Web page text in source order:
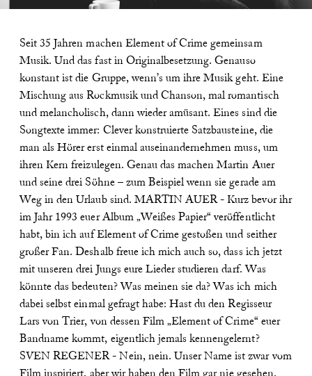
Seit 35 Jahren machen Element of Crime gemeinsam
Musik. Und das fast in Originalbesetzung. Genauso
konstant ist die Gruppe, wenn’s um ihre Musik geht. Eine
Mischung aus Rockmusik und Chanson, mal romantisch
und melancholisch, dann wieder amüsant. Eines sind die
Songtexte immer: Clever konstruierte Satzbausteine, die
man als Hörer erst einmal auseinandernehmen muss, um
ihren Kern freizulegen. Genau das machen Martin Auer
und seine drei Söhne – zum Beispiel wenn sie gerade am
Weg in den Urlaub sind. MARTIN AUER - Kurz bevor ihr
im Jahr 1993 euer Album „Weißes Papier“ veröffentlicht
habt, bin ich auf Element of Crime gestoßen und seither
großer Fan. Deshalb freue ich mich auch so, dass ich jetzt
mit unseren drei Jungs eure Lieder studieren darf. Was
könnte das bedeuten? Was meinen sie da? Was ich mich
dabei selbst einmal gefragt habe: Hast du den Regisseur
Lars von Trier, von dessen Film „Element of Crime“ euer
Bandname kommt, eigentlich jemals kennengelernt?
SVEN REGENER - Nein, nein. Unser Name ist zwar vom